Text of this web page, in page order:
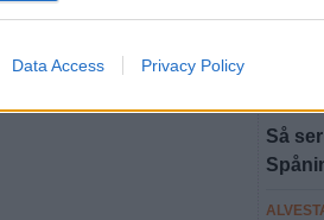
Data Access Privacy Policy
Så